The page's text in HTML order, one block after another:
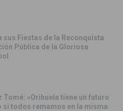
sus Fiestas de la Reconquista
Pública de la Gloriosa
Tomé: «Orihuela tiene un futuro
si todos remamos en la misma